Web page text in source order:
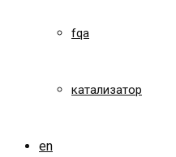
fqa
катализатор
en